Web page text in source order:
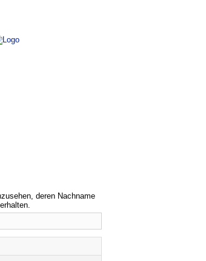
deren Nachname